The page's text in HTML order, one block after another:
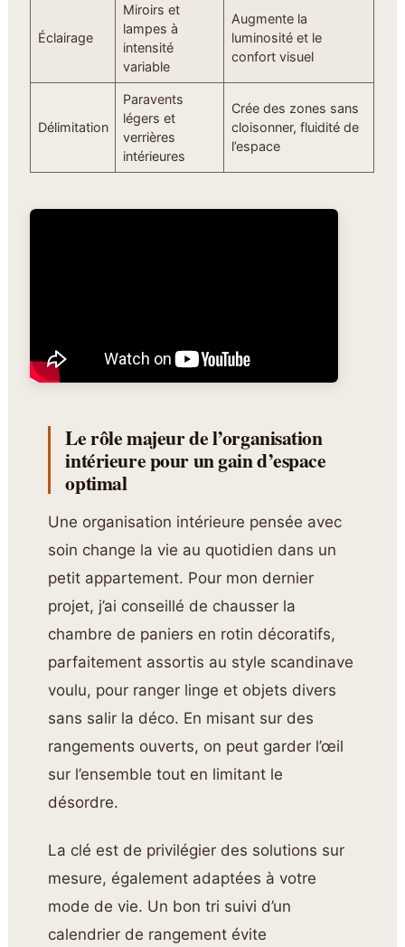
Éclairage
Miroirs et
lampes à
intensité
variable
Augmente la
luminosité et le
confort visuel
Délimitation
Paravents
légers et
verrières
intérieures
Crée des zones sans
cloisonner, fluidité de
l’espace
Le rôle majeur de l’organisation
intérieure pour un gain d’espace
optimal
Une organisation intérieure pensée avec
soin change la vie au quotidien dans un
petit appartement. Pour mon dernier
projet, j’ai conseillé de chausser la
chambre de paniers en rotin décoratifs,
parfaitement assortis au style scandinave
voulu, pour ranger linge et objets divers
sans salir la déco. En misant sur des
rangements ouverts, on peut garder l’œil
sur l’ensemble tout en limitant le
désordre.
La clé est de privilégier des solutions sur
mesure, également adaptées à votre
mode de vie. Un bon tri suivi d’un
calendrier de rangement évite